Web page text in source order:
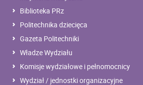
Biblioteka PRz
Politechnika dziecięca
Gazeta Politechniki
Władze Wydziału
Komisje wydziałowe i pełnomocnicy
Wydział / jednostki organizacyjne